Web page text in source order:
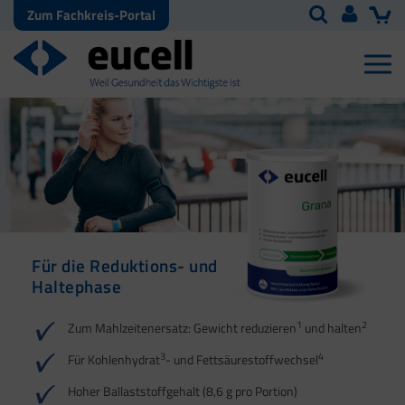
Zum Fachkreis-Portal
Für die Reduktions- und
Haltephase
Zum Mahlzeitenersatz: Gewicht reduzieren1 und halten2
Für Kohlenhydrat3- und Fettsäurestoffwechsel4
Hoher Ballaststoffgehalt (8,6 g pro Portion)
Für die Reduktions- und
Haltephase
1 2
3
4